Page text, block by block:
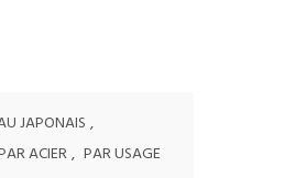
JAPONAIS ,
ACIER, PAR USAGE